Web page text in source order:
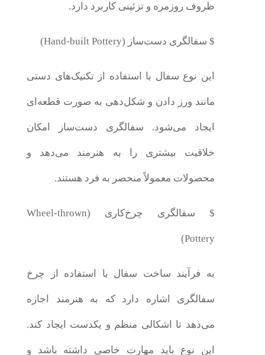
ظروف روزمره و تزئینی کاربرد دارد.
$ سفالگری دست‌ساز (Hand-built Pottery)
این نوع سفال با استفاده از تکنیک‌های دستی
مانند ورز دادن و شکل‌دهی به صورت قطعه‌ای
ایجاد می‌شود. سفالگری دست‌ساز امکان
خلاقیت بیشتری را به هنرمند می‌دهد و
محصولات معمولاً منحصر به فرد هستند.
$ سفالگری چرخ‌کاری (Wheel-thrown
Pottery)
به فرآیند ساخت سفال با استفاده از چرخ
سفالگری اشاره دارد که به هنرمند اجازه
می‌دهد تا اشکالی منظم و یکدست ایجاد کند.
این نوع باید مهارت خاصی داشته باشد و